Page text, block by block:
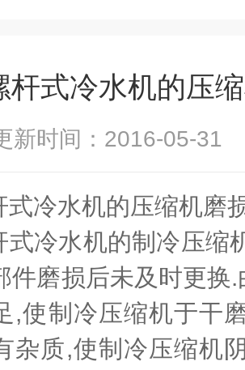
杆式冷水机的压
新时间：2016-05-
式冷水机的压缩机磨
式冷水机的制冷压缩
件磨损后未及时更换
,使制冷压缩机于干
杂质,使制冷压缩机